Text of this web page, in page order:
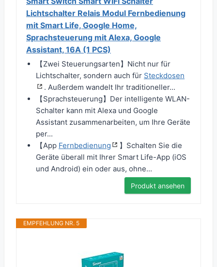
Lichtschalter Relais Modul Fernbedienung
mit Smart Life, Google Home,
Sprachsteuerung mit Alexa, Google
Assistant, 16A (1 PCS)
【Zwei Steuerungsarten】Nicht nur für
Lichtschalter, sondern auch für Steckdosen
. Außerdem wandelt Ihr traditioneller...
【Sprachsteuerung】Der intelligente WLAN-
Schalter kann mit Alexa und Google
Assistant zusammenarbeiten, um Ihre Geräte
per...
【App Fernbedienung
】Schalten Sie die
Geräte überall mit Ihrer Smart Life-App (iOS
und Android) ein oder aus, ohne...
Produkt ansehen
EMPFEHLUNG NR. 5